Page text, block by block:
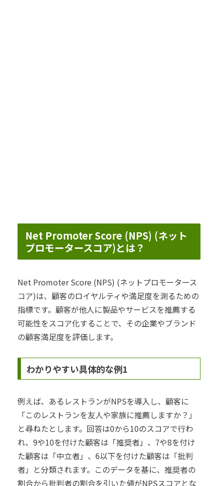
Net Promoter Score (NPS) (ネット
プロモータースコア)とは？
Net Promoter Score (NPS) (ネットプロモータース
コア)は、顧客のロイヤルティや満足度を測るための
指標です。顧客が他人に製品やサービスを推薦する
可能性をスコア化することで、その企業やブランド
の顧客満足度を評価します。
わかりやすい具体的な例1
例えば、あるレストランがNPSを導入し、顧客に
「このレストランを友人や家族に推薦しますか？」
と尋ねたとします。回答は0から10のスコアで行わ
れ、9や10を付けた顧客は「推奨者」、7や8を付け
た顧客は「中立者」、6以下を付けた顧客は「批判
者」と分類されます。このデータを基に、推奨者の
割合から批判者の割合を引いた値がNPSスコアとな